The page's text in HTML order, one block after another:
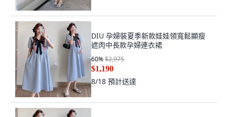
DIU 孕婦裝夏季新款娃娃領寬鬆顯瘦
遮肉中長款孕婦連衣裙
60%$2,975
$1,190
8/18 預計送達